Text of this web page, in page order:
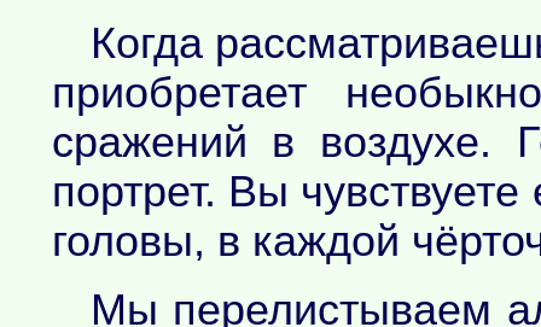
Когда
приобретает
сражений в воздухе.
портрет. Вы чувствуете
головы, в каждой
Мы перелистываем